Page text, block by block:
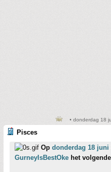
• donderdag 18
Pisces
Op donderdag 18 juni
GurneyIsBestOke het